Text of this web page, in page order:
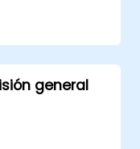
general